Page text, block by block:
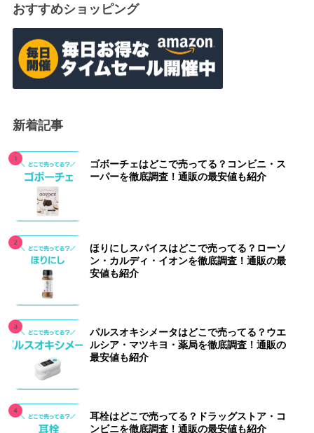
おすすめショッピング
新着記事
ゴボーチェはどこで売ってる？コンビニ・ス
ーパーを徹底調査！通販の最安値も紹介
ほりにしスパイスはどこで売ってる？ローソ
ン・カルディ・イオンを徹底調査！通販の最
安値も紹介
パルスオキシメータはどこで売ってる？ウエ
ルシア・マツキヨ・薬局を徹底調査！通販の
最安値も紹介
耳栓はどこで売ってる？ドラッグストア・コ
ンビニを徹底調査！通販の最安値も紹介